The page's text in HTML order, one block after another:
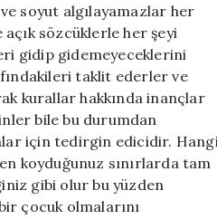
soyut algılayamazlar her
sözcüklerle her şeyi
gidip gidemeyeceklerini
taklit ederler ve
kurallar hakkında inançlar
bile bu durumdan
için tedirgin edicidir.
koyduğunuz sınırlarda tam
gibi olur bu yüzden
çocuk olmalarını